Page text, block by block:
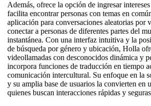
Además, ofrece la opción de ingresar
facilita encontrar personas con temas en
aplicación para conversaciones aleatorias por
conectar a personas de diferentes partes del
instantánea. Con una interfaz intuitiva y la
de búsqueda por género y ubicación, Holla
videollamadas con desconocidos dinámica y
incorpora funciones de traducción en tiempo
comunicación intercultural. Su enfoque en la
y su amplia base de usuarios la convierten en
quienes buscan interacciones rápidas y